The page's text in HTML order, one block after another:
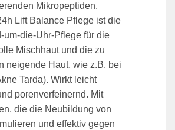
Mikropeptiden.
Lift Balance Pflege ist die
um-die-Uhr-Pflege für die
Mischhaut und die zu
neigende Haut, wie z.B. bei
Tarda). Wirkt leicht
porenverfeinernd. Mit
die die Neubildung von
und effektiv gegen